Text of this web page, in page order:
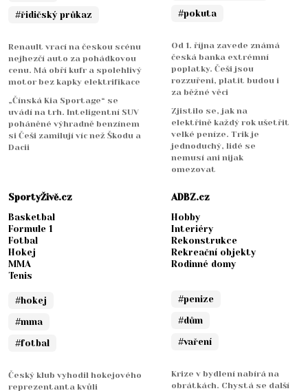
#řidičský průkaz
Renault vrací na českou scénu
nejhezčí auto za pohádkovou
cenu. Má obří kufr a spolehlivý
motor bez kapky elektrifikace
„Čínská Kia Sportage“ se
uvádí na trh. Inteligentní SUV
poháněné výhradně benzínem
si Češi zamilují víc než Škodu a
Dacii
#pokuta
Od 1. října zavede známá
česká banka extrémní
poplatky. Češi jsou
rozzuřeni, platit budou i
za běžné věci
Zjistilo se, jak na
elektřině každý rok ušetřit
velké peníze. Trik je
jednoduchý, lidé se
nemusí ani nijak
omezovat
SportyŽivě.cz
Basketbal
Formule 1
Fotbal
Hokej
MMA
Tenis
#hokej
#mma
#fotbal
Český klub vyhodil hokejového
reprezentanta kvůli
ADBZ.cz
Hobby
Interiéry
Rekonstrukce
Rekreační objekty
Rodinné domy
#penize
#dům
#vaření
Krize v bydlení nabírá na
obrátkách. Chystá se další